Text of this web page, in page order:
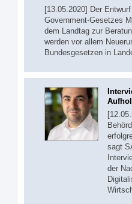
[13.05.2020] Der
Government-Gesetzes
dem Landtag zur
werden vor allem
Bundesgesetzen in
sagt
der